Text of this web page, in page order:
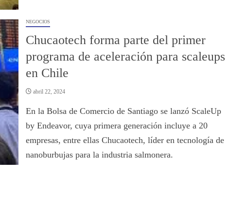
NEGOCIOS
Chucaotech forma parte del primer
programa de aceleración para scaleups
en Chile
abril 22, 2024
En la Bolsa de Comercio de Santiago se lanzó ScaleUp
by Endeavor, cuya primera generación incluye a 20
empresas, entre ellas Chucaotech, líder en tecnología de
nanoburbujas para la industria salmonera.